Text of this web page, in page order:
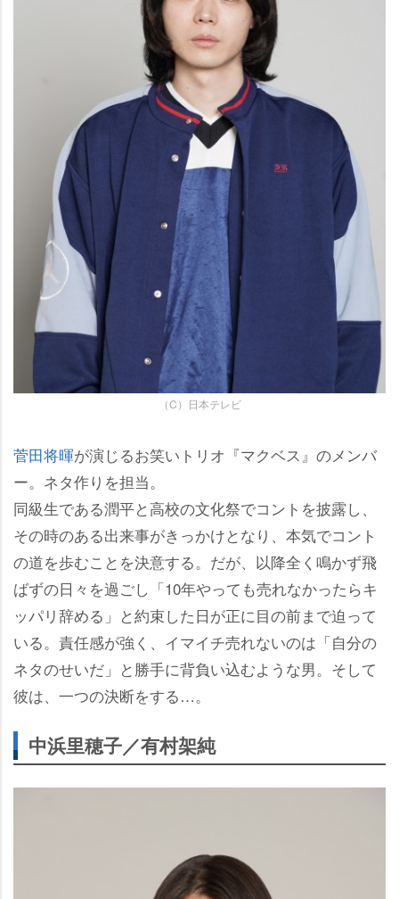
（C）日本テレビ
菅田将暉が演じるお笑いトリオ『マクベス』のメンバ
ー。ネタ作りを担当。
同級生である潤平と高校の文化祭でコントを披露し、
その時のある出来事がきっかけとなり、本気でコント
の道を歩むことを決意する。だが、以降全く鳴かず飛
ばずの日々を過ごし「10年やっても売れなかったらキ
ッパリ辞める」と約束した日が正に目の前まで迫って
いる。責任感が強く、イマイチ売れないのは「自分の
ネタのせいだ」と勝手に背負い込むような男。そして
彼は、一つの決断をする…。
中浜里穂子／有村架純